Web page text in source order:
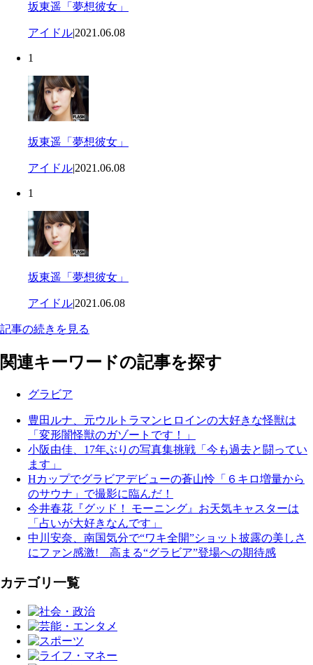
坂東遥「夢想彼女」
アイドル|2021.06.08
1
坂東遥「夢想彼女」
アイドル|2021.06.08
1
坂東遥「夢想彼女」
アイドル|2021.06.08
記事の続きを見る
関連キーワードの記事を探す
グラビア
豊田ルナ、元ウルトラマンヒロインの大好きな怪獣は
「変形闇怪獣のガゾートです！」
小阪由佳、17年ぶりの写真集挑戦「今も過去と闘ってい
ます」
Hカップでグラビアデビューの蒼山怜「６キロ増量から
のサウナ」で撮影に臨んだ！
今井春花『グッド！ モーニング』お天気キャスターは
「占いが大好きなんです」
中川安奈、南国気分で“ワキ全開”ショット披露の美しさ
にファン感激! 高まる“グラビア”登場への期待感
カテゴリ一覧